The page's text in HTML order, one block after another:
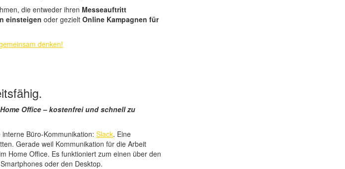
die entweder ihren Messeauftritt
einsteigen oder gezielt Online Kampagnen für
denken!
Office – kostenfrei und schnell zu
Büro-Kommunikation: Slack. Eine
Gerade weil Kommunikation für die Arbeit
Home Office. Es funktioniert zum einen über den
oder den Desktop.